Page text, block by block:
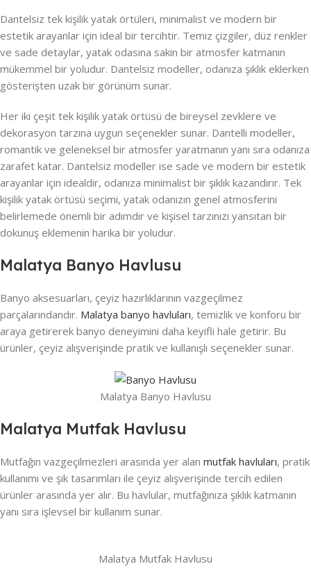
Dantelsiz tek kişilik yatak örtüleri, minimalist ve modern bir
estetik arayanlar için ideal bir tercihtir. Temiz çizgiler, düz renkler
ve sade detaylar, yatak odasına sakin bir atmosfer katmanın
mükemmel bir yoludur. Dantelsiz modeller, odanıza şıklık eklerken
gösterişten uzak bir görünüm sunar.
Her iki çeşit tek kişilik yatak örtüsü de bireysel zevklere ve
dekorasyon tarzına uygun seçenekler sunar. Dantelli modeller,
romantik ve geleneksel bir atmosfer yaratmanın yanı sıra odanıza
zarafet katar. Dantelsiz modeller ise sade ve modern bir estetik
arayanlar için idealdir, odanıza minimalist bir şıklık kazandırır. Tek
kişilik yatak örtüsü seçimi, yatak odanızın genel atmosferini
belirlemede önemli bir adımdır ve kişisel tarzınızı yansıtan bir
dokunuş eklemenin harika bir yoludur.
Malatya Banyo Havlusu
Banyo aksesuarları, çeyiz hazırlıklarının vazgeçilmez
parçalarındandır. Malatya banyo havluları, temizlik ve konforu bir
araya getirerek banyo deneyimini daha keyifli hale getirir. Bu
ürünler, çeyiz alışverişinde pratik ve kullanışlı seçenekler sunar.
Malatya Banyo Havlusu
Malatya Mutfak Havlusu
Mutfağın vazgeçilmezleri arasında yer alan mutfak havluları, pratik
kullanımı ve şık tasarımları ile çeyiz alışverişinde tercih edilen
ürünler arasında yer alır. Bu havlular, mutfağınıza şıklık katmanın
yanı sıra işlevsel bir kullanım sunar.
Malatya Mutfak Havlusu